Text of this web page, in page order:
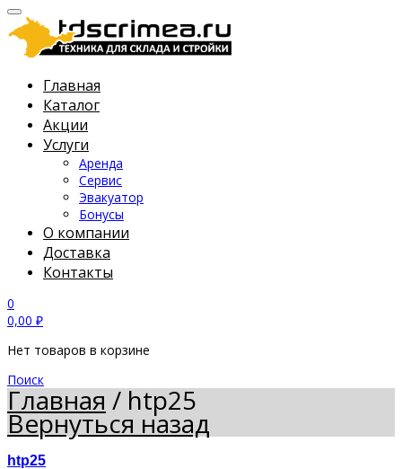
Главная
Каталог
Акции
Услуги
Аренда
Сервис
Эвакуатор
Бонусы
О компании
Доставка
Контакты
0
0,00 ₽
Нет товаров в корзине
Поиск
Главная/htp25
Вернуться назад
htp25